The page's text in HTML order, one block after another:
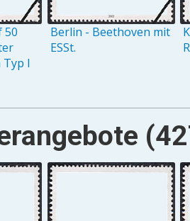
50
I
Berlin - Beethoven mit
ESSt.